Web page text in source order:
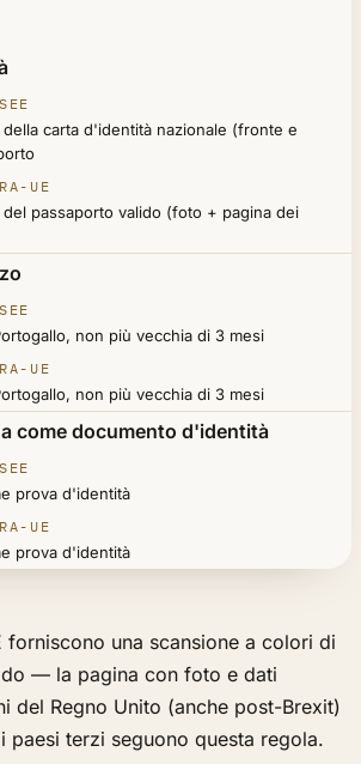
UEcarta d'identità nazionale (fronte e
passaporto valido (foto + pagina dei
non più vecchia di 3 mesi
non più vecchia di 3 mesi
come documento d'identità
prova d'identità
prova d'identità
forniscono una scansione a colori di
— la pagina con foto e dati
del Regno Unito (anche post-Brexit)
paesi terzi seguono questa regola.